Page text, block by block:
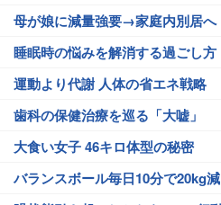
母が娘に減量強要→家庭内別居へ
睡眠時の悩みを解消する過ごし方
運動より代謝 人体の省エネ戦略
歯科の保健治療を巡る「大嘘」
大食い女子 46キロ体型の秘密
バランスボール毎日10分で20kg減